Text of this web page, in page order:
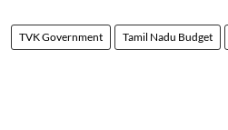
TVK Government Tamil Nadu Budget